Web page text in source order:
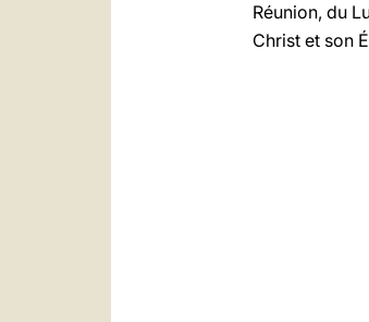
Réunion, du
Christ et son